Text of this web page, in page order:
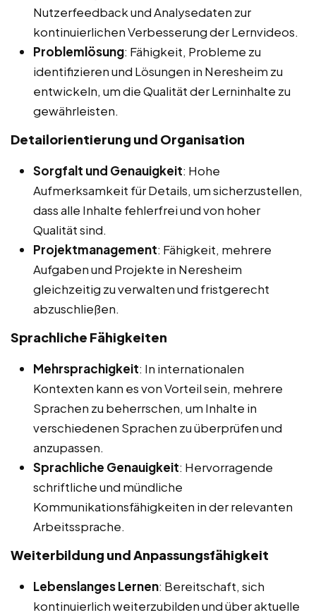
Nutzerfeedback und Analysedaten zur
kontinuierlichen Verbesserung der Lernvideos.
Problemlösung: Fähigkeit, Probleme zu
identifizieren und Lösungen in Neresheim zu
entwickeln, um die Qualität der Lerninhalte zu
gewährleisten.
Detailorientierung und Organisation
Sorgfalt und Genauigkeit: Hohe
Aufmerksamkeit für Details, um sicherzustellen,
dass alle Inhalte fehlerfrei und von hoher
Qualität sind.
Projektmanagement: Fähigkeit, mehrere
Aufgaben und Projekte in Neresheim
gleichzeitig zu verwalten und fristgerecht
abzuschließen.
Sprachliche Fähigkeiten
Mehrsprachigkeit: In internationalen
Kontexten kann es von Vorteil sein, mehrere
Sprachen zu beherrschen, um Inhalte in
verschiedenen Sprachen zu überprüfen und
anzupassen.
Sprachliche Genauigkeit: Hervorragende
schriftliche und mündliche
Kommunikationsfähigkeiten in der relevanten
Arbeitssprache.
Weiterbildung und Anpassungsfähigkeit
Lebenslanges Lernen: Bereitschaft, sich
kontinuierlich weiterzubilden und über aktuelle